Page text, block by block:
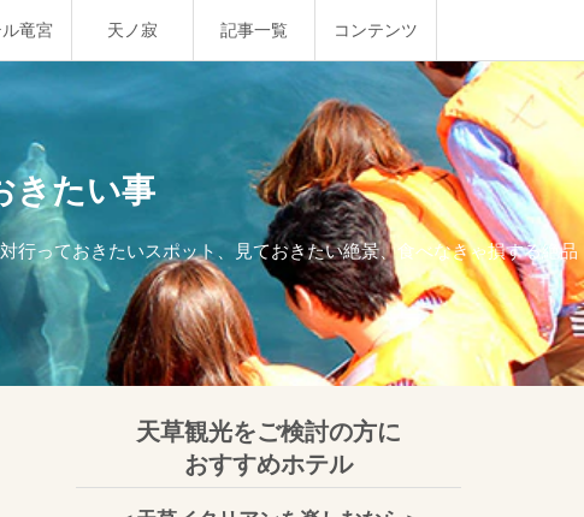
竜宮 天ノ寂 記事一覧 コンテンツ
きたい事
っておきたいスポット、見ておきたい絶景、食べなきゃ損する絶品
天草観光をご検討の方に
おすすめホテル